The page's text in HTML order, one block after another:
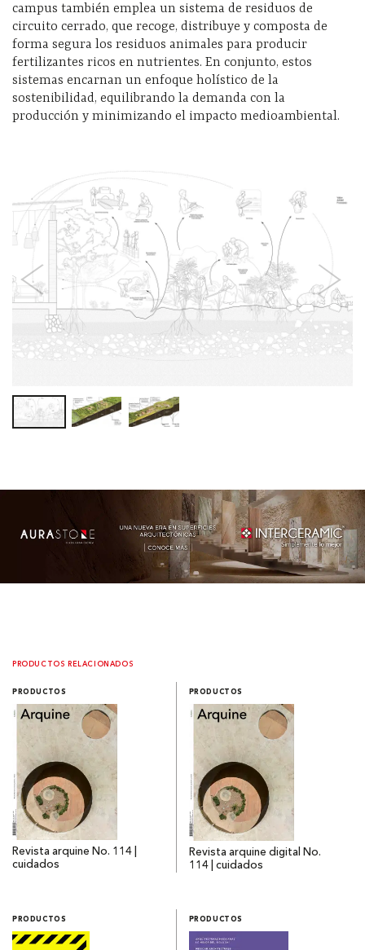
campus también emplea un sistema de residuos de
circuito cerrado, que recoge, distribuye y composta de
forma segura los residuos animales para producir
fertilizantes ricos en nutrientes. En conjunto, estos
sistemas encarnan un enfoque holístico de la
sostenibilidad, equilibrando la demanda con la
producción y minimizando el impacto medioambiental.
PRODUCTOS RELACIONADOS
PRODUCTOS
Revista arquine No. 114 |
cuidados
PRODUCTOS
Revista arquine digital No.
114 | cuidados
PRODUCTOS PRODUCTOS